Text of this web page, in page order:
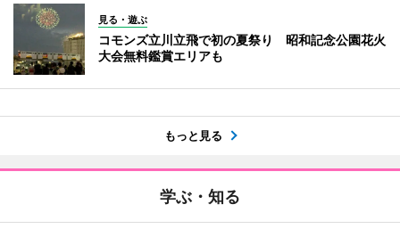
見る・遊ぶ
コモンズ立川立飛で初の夏祭り 昭和記念公園花火
大会無料鑑賞エリアも
もっと見る
学ぶ・知る